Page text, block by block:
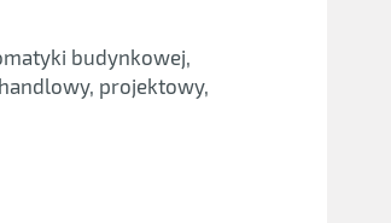
budynkowej,
projektowy,